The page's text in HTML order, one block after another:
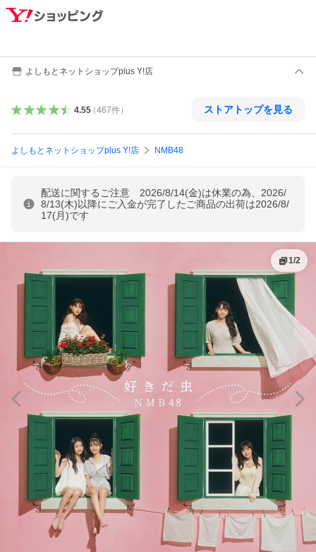
よしもとネットショップplus Y!店
4.55（467件） ストアトップを見る
よしもとネットショップplus Y!店 NMB48
配送に関するご注意 2026/8/14(金)は休業の為、2026/
8/13(木)以降にご入金が完了したご商品の出荷は2026/8/
17(月)です
1/2